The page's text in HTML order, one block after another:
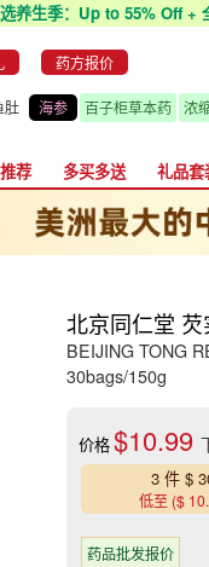
养生季：Up to 55% Off +
药方报价
肚 海参 百子柜草本药
浓
荐 多买多送 礼品套
北京同仁堂
BEIJING TONG
30bags/150g
价格$10.99
3 件 $
低至 ($
药品批发报价